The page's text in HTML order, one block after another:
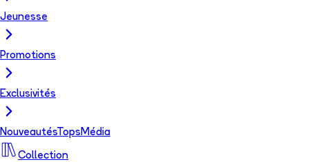
Jeunesse
Promotions
Exclusivités
NouveautésTops Média
Collection